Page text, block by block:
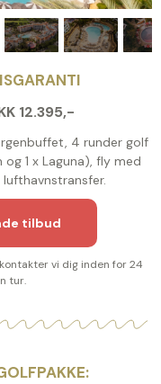
12.395,-
4 runder golf
og 1 x Laguna), fly med
tilbud
vi dig inden for 24
tur.